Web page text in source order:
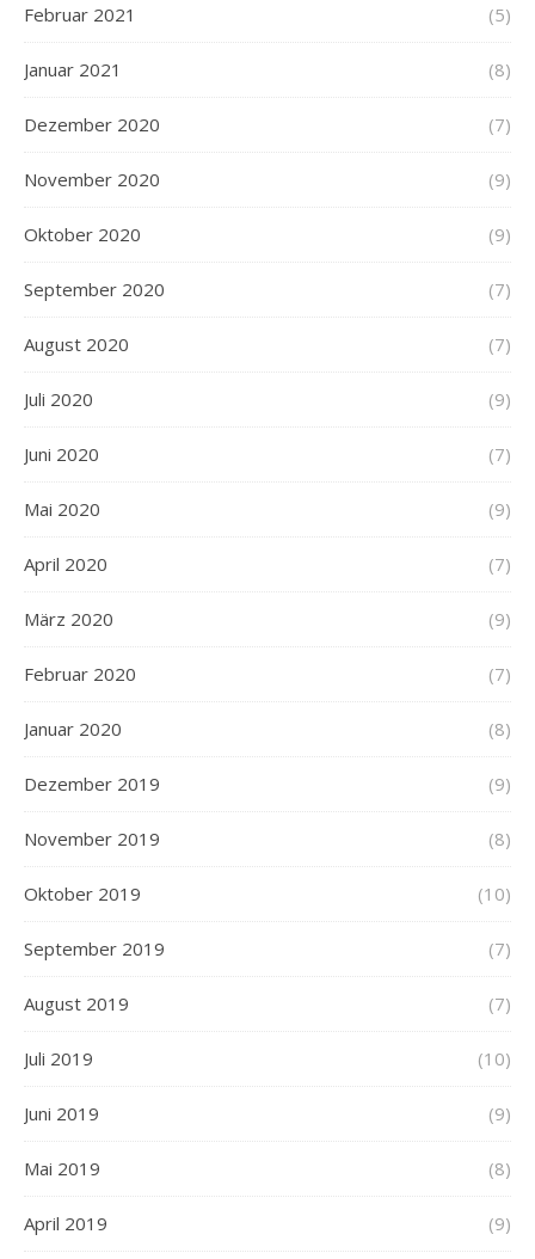
Februar 2021 (5)
Januar 2021 (8)
Dezember 2020 (7)
November 2020 (9)
Oktober 2020 (9)
September 2020 (7)
August 2020 (7)
Juli 2020 (9)
Juni 2020 (7)
Mai 2020 (9)
April 2020 (7)
März 2020 (9)
Februar 2020 (7)
Januar 2020 (8)
Dezember 2019 (9)
November 2019 (8)
Oktober 2019 (10)
September 2019 (7)
August 2019 (7)
Juli 2019 (10)
Juni 2019 (9)
Mai 2019 (8)
April 2019 (9)